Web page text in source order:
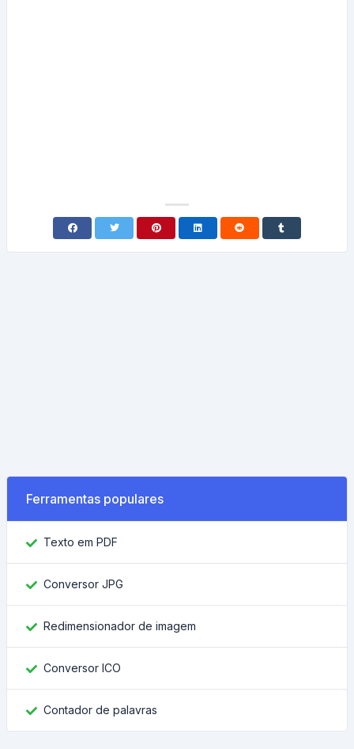
Ferramentas populares
Texto em PDF
Conversor JPG
Redimensionador de imagem
Conversor ICO
Contador de palavras